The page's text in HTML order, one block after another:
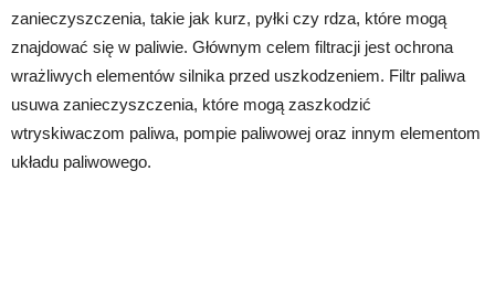
zanieczyszczenia, takie jak kurz, pyłki czy rdza, które mogą
znajdować się w paliwie. Głównym celem filtracji jest ochrona
wrażliwych elementów silnika przed uszkodzeniem. Filtr paliwa
usuwa zanieczyszczenia, które mogą zaszkodzić
wtryskiwaczom paliwa, pompie paliwowej oraz innym elementom
układu paliwowego.